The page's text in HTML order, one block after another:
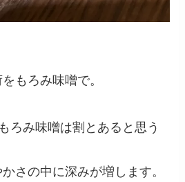
もろみ味噌で。
ろみ味噌は割とあると思う
さの中に深みが増します。